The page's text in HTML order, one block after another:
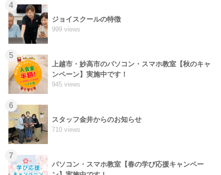
4
ジョイスクールの特徴
999 views
5
上越市・妙高市のパソコン・スマホ教室【秋のキャ
ンペーン】実施中です！
945 views
6
スタッフ金井からのお知らせ
710 views
7
パソコン・スマホ教室【春の学び応援キャンペー